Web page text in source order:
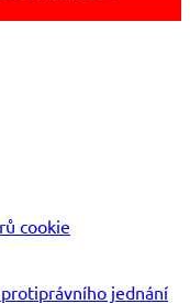
cookie
jednání